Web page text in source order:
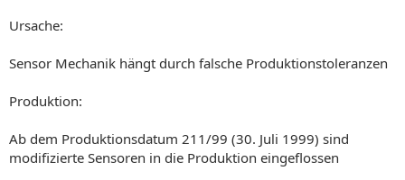
Ursache:
Sensor Mechanik hängt durch falsche Produktionstoleranzen
Produktion:
Ab dem Produktionsdatum 211/99 (30. Juli 1999) sind
modifizierte Sensoren in die Produktion eingeflossen